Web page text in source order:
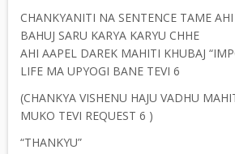
CHANKYANITI NA SENTENCE TAME
BAHUJ SARU KARYA KARYU CHHE
AHI AAPEL DAREK MAHITI KHUBAJ
LIFE MA UPYOGI BANE TEVI 6
(CHANKYA VISHENU HAJU VADHU
MUKO TEVI REQUEST 6 )
“THANKYU”